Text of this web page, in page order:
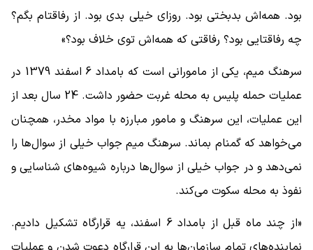
بود. همه‌اش بدبختی بود. روزای خیلی بدی بود. از رفاقتام بگم؟
چه رفاقتایی بود؟ رفاقتی که همه‌اش توی خلاف بود؟»
سرهنگ میم، یکی از مامورانی است که بامداد 6 اسفند 1379 در
عملیات حمله پلیس به محله غربت حضور داشت. 24 سال بعد از
این عملیات، این سرهنگ و مامور مبارزه با مواد مخدر، همچنان
می‌خواهد که گمنام بماند. سرهنگ میم جواب خیلی از سوال‌ها را
نمی‌دهد و در جواب خیلی از سوال‌ها درباره شیوه‌های شناسایی و
نفوذ به محله سکوت می‌کند.
«از چند ماه قبل از بامداد 6 اسفند، یه قرارگاه تشکیل دادیم.